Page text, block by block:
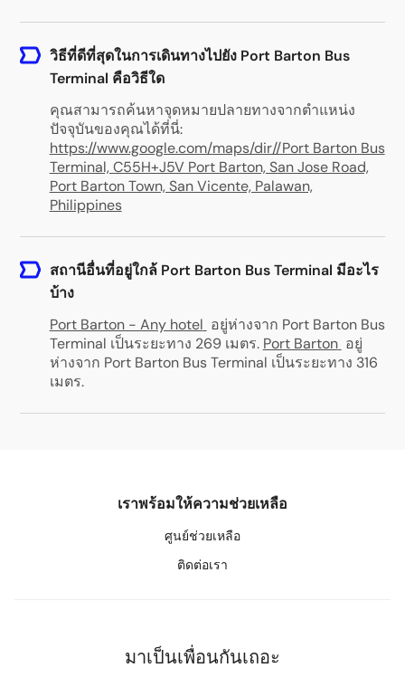
วิธีที่ดีที่สุดในการเดินทางไปยัง Port Barton Bus
Terminal คือวิธีใด
คุณสามารถค้นหาจุดหมายปลายทางจากตำแหน่ง
ปัจจุบันของคุณได้ที่นี่:
https://www.google.com/maps/dir//Port Barton Bus
Terminal, C55H+J5V Port Barton, San Jose Road,
Port Barton Town, San Vicente, Palawan,
Philippines
สถานีอื่นที่อยู่ใกล้ Port Barton Bus Terminal มีอะไร
บ้าง
Port Barton - Any hotel อยู่ห่างจาก Port Barton Bus
Terminal เป็นระยะทาง 269 เมตร. Port Barton อยู่
ห่างจาก Port Barton Bus Terminal เป็นระยะทาง 316
เมตร.
เราพร้อมให้ความช่วยเหลือ
ศูนย์ช่วยเหลือ
ติดต่อเรา
มาเป็นเพื่อนกันเถอะ